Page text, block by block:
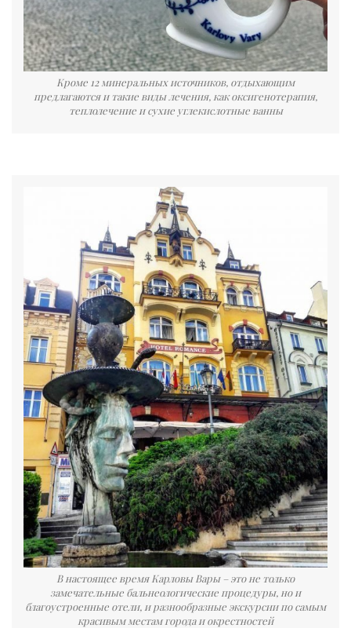
Кроме 12 минеральных источников, отдыхающим
предлагаются и такие виды лечения, как оксигенотерапия,
теплолечение и сухие углекислотные ванны
В настоящее время Карловы Вары – это не только
замечательные бальнеологические процедуры, но и
благоустроенные отели, и разнообразные экскурсии по самым
красивым местам города и окрестностей